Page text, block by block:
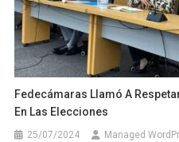
Fedecámaras Llamó A
En Las Elecciones
25/07/2024 Managed